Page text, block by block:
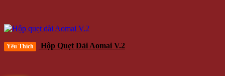
Yêu Thích Hộp Quẹt Dài Aomai V.2